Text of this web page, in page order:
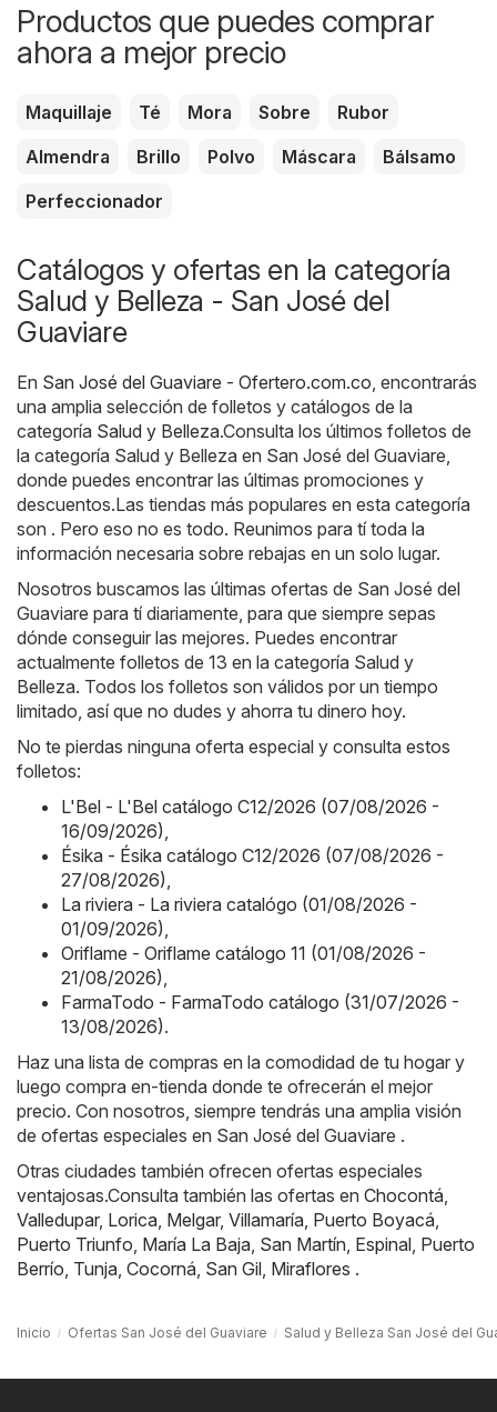
Productos que puedes comprar
ahora a mejor precio
Maquillaje Té Mora Sobre
Rubor
Almendra
Brillo Polvo Máscara
Bálsamo
Perfeccionador
Catálogos y ofertas en la categoría
Salud y Belleza - San José del
Guaviare
En San José del Guaviare - Ofertero.com.co , encontrarás
una amplia selección de folletos y catálogos de la
categoría Salud y Belleza.Consulta los últimos folletos de
la categoría Salud y Belleza en San José del Guaviare,
donde puedes encontrar las últimas promociones y
descuentos.Las tiendas más populares en esta categoría
son . Pero eso no es todo. Reunimos para tí toda la
información necesaria sobre rebajas en un solo lugar.
Nosotros buscamos las últimas ofertas de San José del
Guaviare para tí diariamente, para que siempre sepas
dónde conseguir las mejores. Puedes encontrar
actualmente folletos de 13 en la categoría Salud y
Belleza. Todos los folletos son válidos por un tiempo
limitado, así que no dudes y ahorra tu dinero hoy.
No te pierdas ninguna oferta especial y consulta estos
folletos:
L'Bel - L'Bel catálogo C12/2026 (07/08/2026 -
16/09/2026)
Ésika - Ésika catálogo C12/2026 (07/08/2026 -
27/08/2026)
La riviera - La riviera catalógo (01/08/2026 -
01/09/2026)
Oriflame - Oriflame catálogo 11 (01/08/2026 -
21/08/2026)
FarmaTodo - FarmaTodo catálogo (31/07/2026 -
13/08/2026).
Haz una lista de compras en la comodidad de tu hogar y
luego compra en-tienda donde te ofrecerán el mejor
precio. Con nosotros, siempre tendrás una amplia visión
de ofertas especiales en San José del Guaviare .
Otras ciudades también ofrecen ofertas especiales
ventajosas.Consulta también las ofertas en Chocontá
Valledupar, Lorica Melgar, Villamaría Puerto Boyacá
Puerto Triunfo María La Baja San Martín Espinal Puerto
Berrío Tunja Cocorná San Gil Miraflores .
Inicio Ofertas San José del Guaviare Salud y Belleza San José del